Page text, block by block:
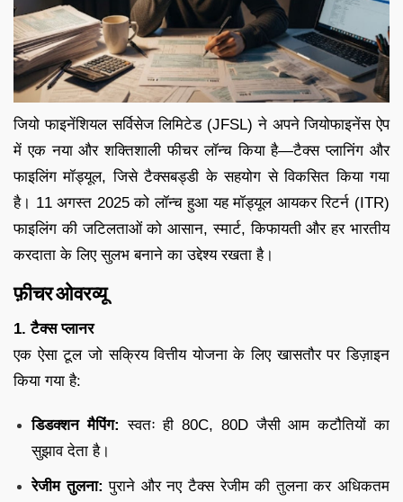
जियो फाइनेंशियल सर्विसेज लिमिटेड (JFSL) ने अपने जियोफाइनेंस ऐप
में एक नया और शक्तिशाली फीचर लॉन्च किया है—टैक्स प्लानिंग और
फाइलिंग मॉड्यूल, जिसे टैक्सबड्डी के सहयोग से विकसित किया गया
है। 11 अगस्त 2025 को लॉन्च हुआ यह मॉड्यूल आयकर रिटर्न (ITR)
फाइलिंग की जटिलताओं को आसान, स्मार्ट, किफायती और हर भारतीय
करदाता के लिए सुलभ बनाने का उद्देश्य रखता है।
फ़ीचर ओवरव्यू
1. टैक्स प्लानर
एक ऐसा टूल जो सक्रिय वित्तीय योजना के लिए खासतौर पर डिज़ाइन
किया गया है:
डिडक्शन मैपिंग: स्वतः ही 80C, 80D जैसी आम कटौतियों का
सुझाव देता है।
रेजीम तुलना: पुराने और नए टैक्स रेजीम की तुलना कर अधिकतम